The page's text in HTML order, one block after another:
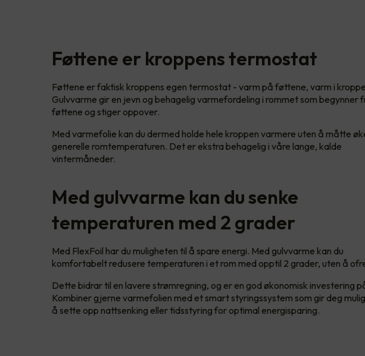
Føttene er kroppens termostat
Føttene er faktisk kroppens egen termostat - varm på føttene, varm i
Gulvvarme gir en jevn og behagelig varmefordeling i rommet som begynner
føttene og stiger oppover.
Med varmefolie kan du dermed holde hele kroppen varmere uten å måtte
generelle romtemperaturen. Det er ekstra behagelig i våre lange, kalde
vintermåneder.
Med gulvvarme kan du senke
temperaturen med 2 grader
Med FlexFoil har du muligheten til å spare energi. Med gulvvarme kan du
komfortabelt redusere temperaturen i et rom med opptil 2 grader, uten å
Dette bidrar til en lavere strømregning, og er en god økonomisk investering
Kombiner gjerne varmefolien med et smart styringssystem som gir deg
å sette opp nattsenking eller tidsstyring for optimal energisparing.